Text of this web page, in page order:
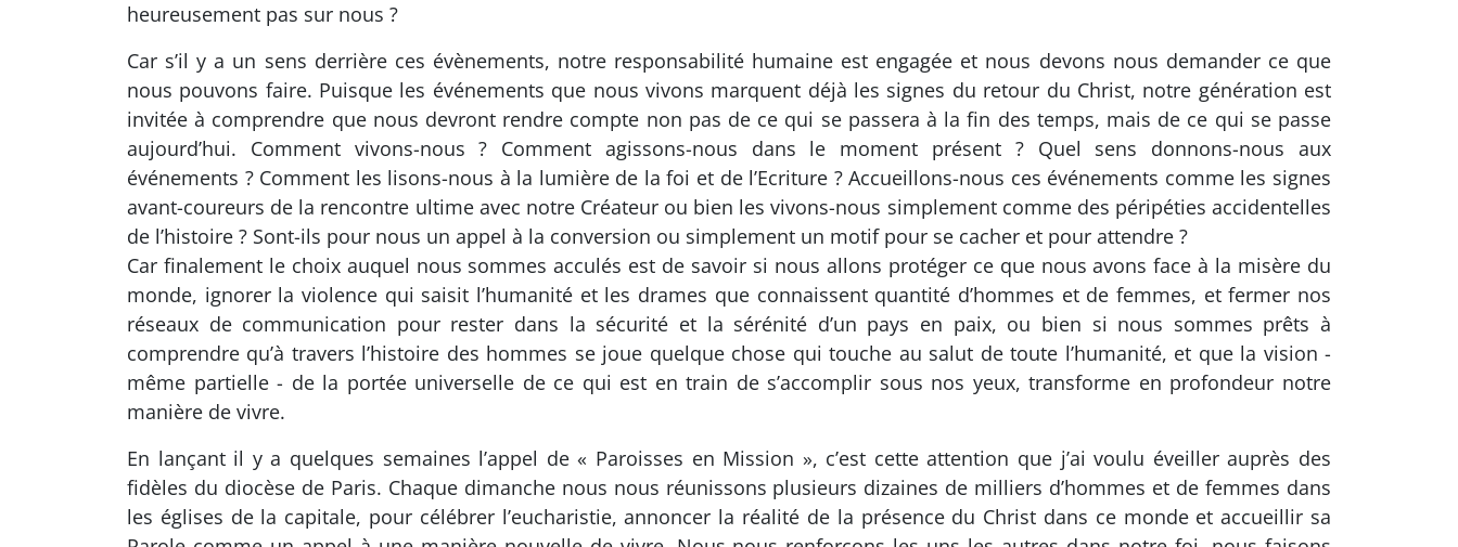
heureusement pas sur nous ?
Car s’il y a un sens derrière ces évènements, notre responsabilité humaine est engagée et nous devons nous demander ce que
nous pouvons faire. Puisque les événements que nous vivons marquent déjà les signes du retour du Christ, notre génération est
invitée à comprendre que nous devront rendre compte non pas de ce qui se passera à la fin des temps, mais de ce qui se passe
aujourd’hui. Comment vivons-nous ? Comment agissons-nous dans le moment présent ? Quel sens donnons-nous aux
événements ? Comment les lisons-nous à la lumière de la foi et de l’Ecriture ? Accueillons-nous ces événements comme les signes
avant-coureurs de la rencontre ultime avec notre Créateur ou bien les vivons-nous simplement comme des péripéties accidentelles
de l’histoire ? Sont-ils pour nous un appel à la conversion ou simplement un motif pour se cacher et pour attendre ?
Car finalement le choix auquel nous sommes acculés est de savoir si nous allons protéger ce que nous avons face à la misère du
monde, ignorer la violence qui saisit l’humanité et les drames que connaissent quantité d’hommes et de femmes, et fermer nos
réseaux de communication pour rester dans la sécurité et la sérénité d’un pays en paix, ou bien si nous sommes prêts à
comprendre qu’à travers l’histoire des hommes se joue quelque chose qui touche au salut de toute l’humanité, et que la vision -
même partielle - de la portée universelle de ce qui est en train de s’accomplir sous nos yeux, transforme en profondeur notre
manière de vivre.
En lançant il y a quelques semaines l’appel de « Paroisses en Mission », c’est cette attention que j’ai voulu éveiller auprès des
fidèles du diocèse de Paris. Chaque dimanche nous nous réunissons plusieurs dizaines de milliers d’hommes et de femmes dans
les églises de la capitale, pour célébrer l’eucharistie, annoncer la réalité de la présence du Christ dans ce monde et accueillir sa